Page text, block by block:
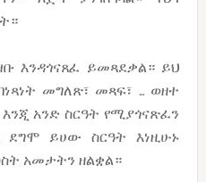
እንዳጎናጸፈ ይመጻደቃል። ይህ
መግለጽ፣ መጻፍ፣ … ወዘተ
አንድ ስርዓት የሚያጎናጽፈን
ደግሞ ይሀው ስርዓት እነዚሁኑ
አመታትን ዘልቋል።